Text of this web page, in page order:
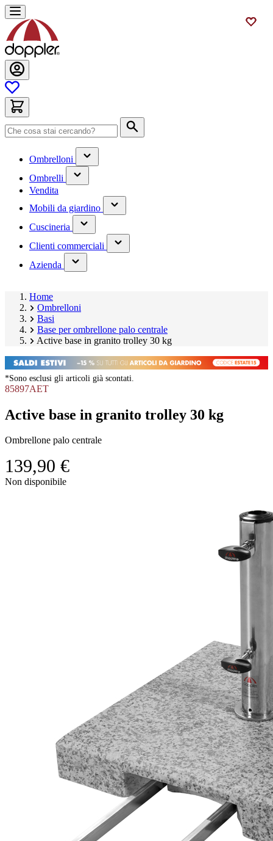
Salta
al
contenuto
Ombrelloni
(contiene
un
sottomenu)
Ombrelli
(contiene
un
Vendita
Mobili da giardino
(contiene
un
Cuscineria
(contiene
un
sottomenu)
Clienti commerciali
(has
submenu)
Azienda
(has
submenu)
Home
Ombrelloni
Basi
Base per ombrellone palo centrale
Active base in granito trolley 30 kg
*Sono esclusi gli articoli già scontati.
85897AET
Active base in granito trolley 30 kg
Ombrellone palo centrale
139,90 €
Salta
Non disponibile